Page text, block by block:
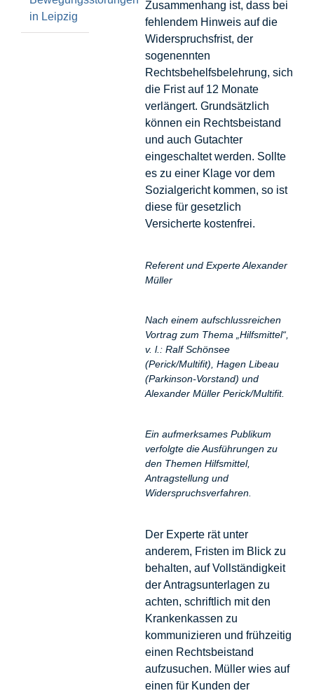
Zusammenhang ist, dass bei
fehlendem Hinweis auf die
Widerspruchsfrist, der
sogenennten
Rechtsbehelfsbelehrung, sich
die Frist auf 12 Monate
verlängert. Grundsätzlich
können ein Rechtsbeistand
und auch Gutachter
eingeschaltet werden. Sollte
es zu einer Klage vor dem
Sozialgericht kommen, so ist
diese für gesetzlich
Versicherte kostenfrei.
Referent und Experte Alexander
Müller
Nach einem aufschlussreichen
Vortrag zum Thema „Hilfsmittel“,
v. l.: Ralf Schönsee
(Perick/Multifit), Hagen Libeau
(Parkinson-Vorstand) und
Alexander Müller Perick/Multifit.
Ein aufmerksames Publikum
verfolgte die Ausführungen zu
den Themen Hilfsmittel,
Antragstellung und
Widerspruchsverfahren.
Der Experte rät unter
anderem, Fristen im Blick zu
behalten, auf Vollständigkeit
der Antragsunterlagen zu
achten, schriftlich mit den
Krankenkassen zu
kommunizieren und frühzeitig
einen Rechtsbeistand
aufzusuchen. Müller wies auf
einen für Kunden der
in Leipzig